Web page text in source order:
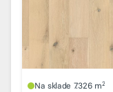
Na sklade 7.326 m2